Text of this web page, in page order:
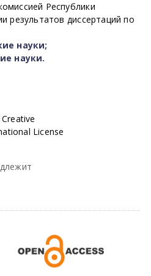
Республики
результатов диссертаций по
науки;
науки.
License